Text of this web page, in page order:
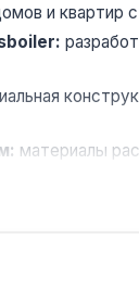
и квартир
материалы